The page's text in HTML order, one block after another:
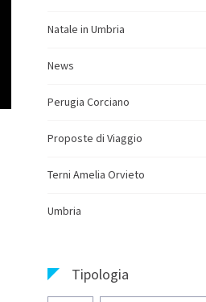
Natale in Umbria
News
Perugia Corciano
Proposte di Viaggio
Terni Amelia Orvieto
Umbria
Tipologia